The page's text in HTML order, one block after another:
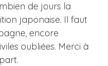
de jours la
japonaise. Il faut
encore
oubliées. Merci à